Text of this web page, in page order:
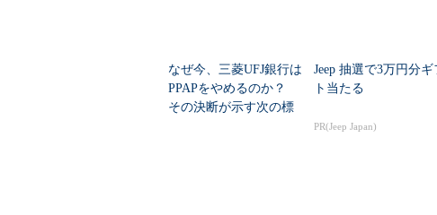
なぜ今、三菱UFJ銀行は
PPAPをやめるのか？
その決断が示す次の標
Jeep 抽選で3万円分ギ
ト当たる
PR(Jeep Japan)